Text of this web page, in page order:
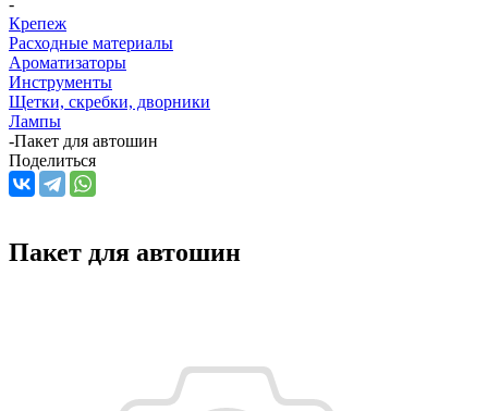
Крепеж
Расходные материалы
Ароматизаторы
Инструменты
Щетки, скребки, дворники
Лампы
-Пакет для автошин
Поделиться
Пакет для автошин